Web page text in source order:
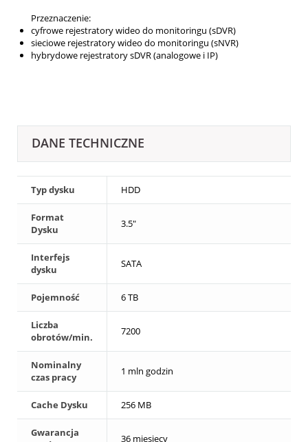
Przeznaczenie:
cyfrowe rejestratory wideo do monitoringu (sDVR)
sieciowe rejestratory wideo do monitoringu (sNVR)
hybrydowe rejestratory sDVR (analogowe i IP)
DANE TECHNICZNE
Typ dysku HDD
Format
Dysku
3.5"
Interfejs
dysku
SATA
Pojemność 6 TB
Liczba
obrotów/min.
7200
Nominalny
czas pracy
1 mln godzin
Cache Dysku 256 MB
Gwarancja
36 miesięcy